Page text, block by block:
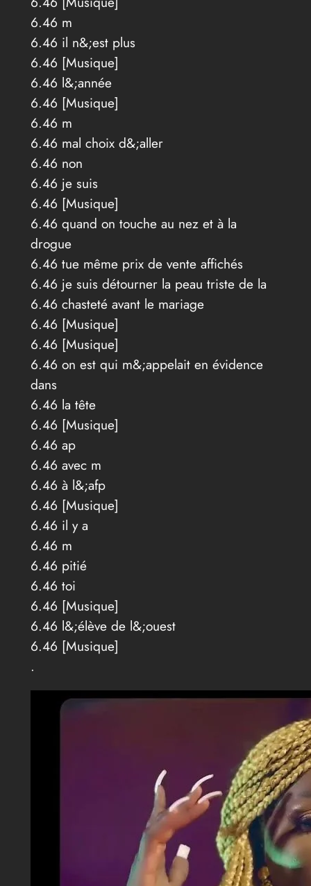
6.46 m
6.46 il n&;est plus
6.46 [Musique]
6.46 l&;année
6.46 [Musique]
6.46 m
6.46 mal choix d&;aller
6.46 non
6.46 je suis
6.46 [Musique]
6.46 quand on touche au nez et à la
drogue
6.46 tue même prix de vente affichés
6.46 je suis détourner la peau triste de la
6.46 chasteté avant le mariage
6.46 [Musique]
6.46 [Musique]
6.46 on est qui m&;appelait en évidence
dans
6.46 la tête
6.46 [Musique]
6.46 ap
6.46 avec m
6.46 à l&;afp
6.46 [Musique]
6.46 il y a
6.46 m
6.46 pitié
6.46 toi
6.46 [Musique]
6.46 l&;élève de l&;ouest
6.46 [Musique]
.